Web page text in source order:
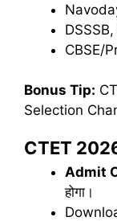
CBSE/
Bonus Tip:
Selection
CTET
Admit
होगा।